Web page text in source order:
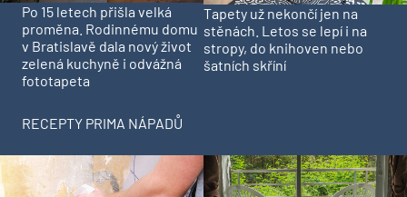
Po 15 letech přišla velká
proměna. Rodinnému domu
v Bratislavě dala nový život
zelená kuchyně i odvážná
fototapeta
Tapety už nekončí jen na
stěnách. Letos se lepí i na
stropy, do knihoven nebo
šatních skříní
RECEPTY PRIMA NÁPADŮ